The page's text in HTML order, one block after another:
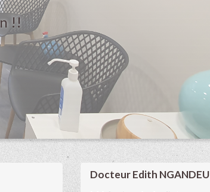
!!
Docteur Edith NGANDEU